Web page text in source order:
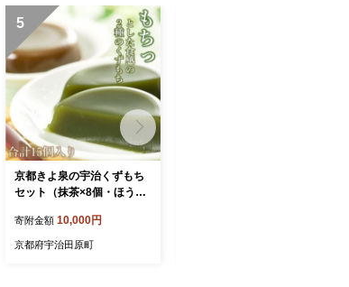
5
京都きよ泉の宇治くずもち
セット（抹茶×8個・ほうじ
ーツ スイーツセット お菓子
和菓子 宇治抹茶 抹茶 ほう
寄附金額 10,000円
京都府宇治田原町